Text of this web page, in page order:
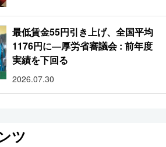
最低賃金55円引き上げ、全国平均
1176円に―厚労省審議会 : 前年度
実績を下回る
2026.07.30
ツ